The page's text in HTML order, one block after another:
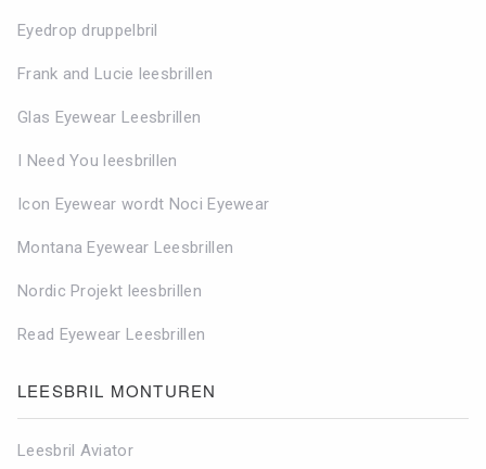
Eyedrop druppelbril
Frank and Lucie leesbrillen
Glas Eyewear Leesbrillen
I Need You leesbrillen
Icon Eyewear wordt Noci Eyewear
Montana Eyewear Leesbrillen
Nordic Projekt leesbrillen
Read Eyewear Leesbrillen
LEESBRIL MONTUREN
Leesbril Aviator